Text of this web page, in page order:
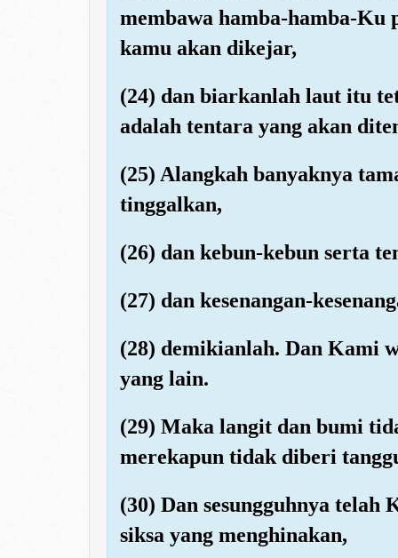
membawa hamba-hamba-Ku
kamu akan dikejar,
(24) dan biarkanlah laut itu
adalah tentara yang akan
(25) Alangkah banyaknya
tinggalkan,
(26) dan kebun-kebun serta
(27) dan kesenangan-
(28) demikianlah. Dan Kami
yang lain.
(29) Maka langit dan bumi
merekapun tidak diberi
(30) Dan sesungguhnya
siksa yang menghinakan,